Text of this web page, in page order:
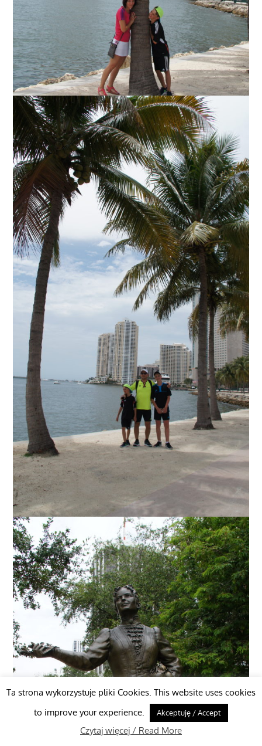
Ta strona wykorzystuje pliki Cookies. This website uses cookies
to improve your experience.
Akceptuję / Accept
Czytaj więcej / Read More